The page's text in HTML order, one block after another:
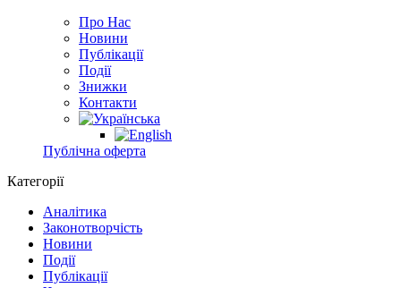
Про Нас
Новини
Публікації
Події
Знижки
Контакти
Публічна оферта
Категорії
Аналітика
Законотворчість
Новини
Події
Публікації